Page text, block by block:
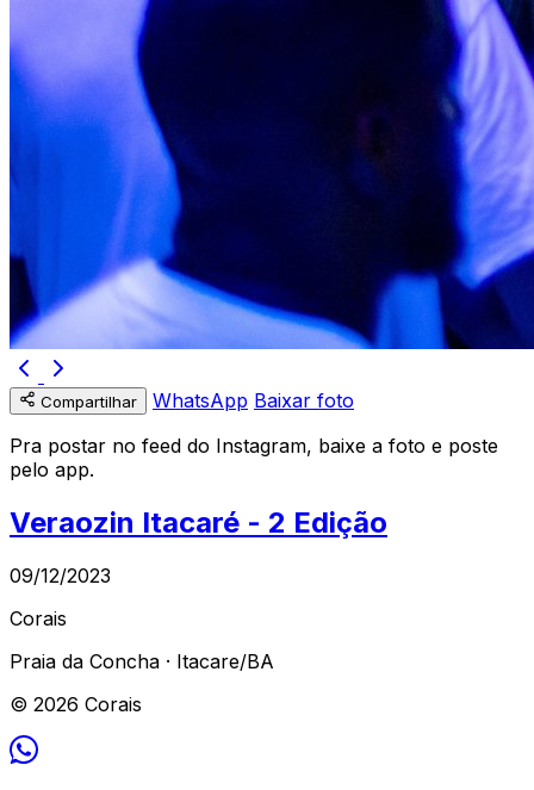
Compartilhar WhatsApp Baixar foto
Pra postar no feed do Instagram, baixe a foto e poste
pelo app.
Veraozin Itacaré - 2 Edição
09/12/2023
Corais
Praia da Concha · Itacare/BA
© 2026 Corais